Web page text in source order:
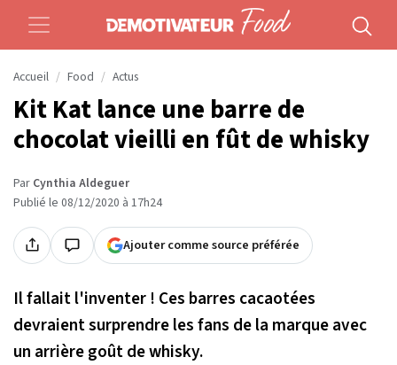
Accueil Food Actus
Kit Kat lance une barre de
chocolat vieilli en fût de whisky
Par Cynthia Aldeguer
Publié le 08/12/2020 à 17h24
Ajouter comme source préférée
Il fallait l'inventer ! Ces barres cacaotées
devraient surprendre les fans de la marque avec
un arrière goût de whisky.